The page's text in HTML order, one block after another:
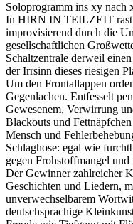
Soloprogramm ins xy nach
In HIRN IN TEILZEIT rast
improvisierend durch die
gesellschaftlichen
Schaltzentrale derweil
der Irrsinn dieses riesigen
Um den Frontallappen
Gegenlachen. Entfesselt
Gewesenem, Verwirrung
Blackouts und
Mensch und
Schlaghose: egal wie
gegen Frohstoffmangel
Der Gewinner zahlreicher
Geschichten und Liedern,
unverwechselbarem
deutschsprachige